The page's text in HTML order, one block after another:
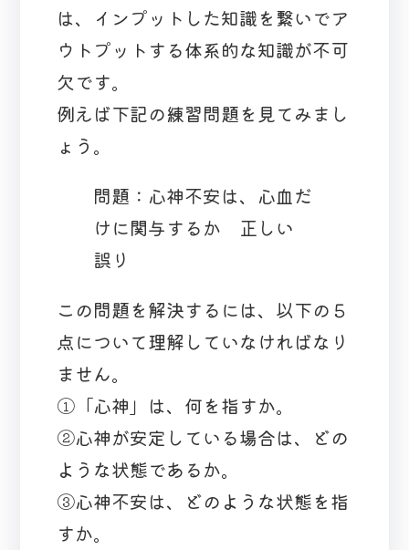
は、インプットした知識を繋いでア
ウトプットする体系的な知識が不可
欠です。
例えば下記の練習問題を見てみまし
ょう。
問題：心神不安は、心血だ
けに関与するか 正しい
誤り
この問題を解決するには、以下の５
点について理解していなければなり
ません。
①「心神」は、何を指すか。
②心神が安定している場合は、どの
ような状態であるか。
③心神不安は、どのような状態を指
すか。